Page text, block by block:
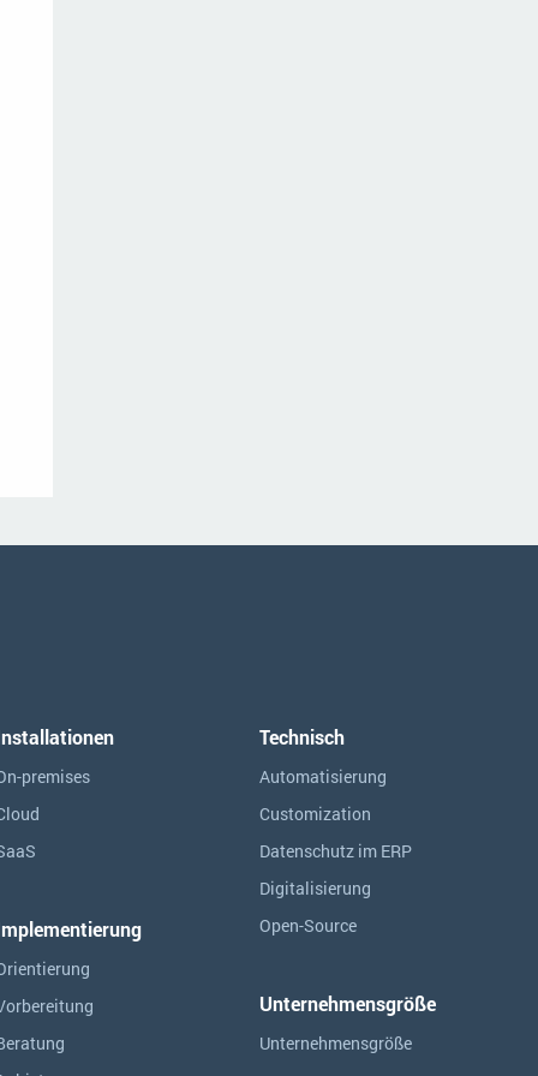
premises
Technisch
Automatisierung
Customization
Datenschutz im ERP
Digitalisierung
Open-Source
Unternehmensgröße
Unternehmensgröße